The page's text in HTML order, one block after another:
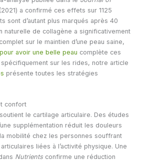
a confirmé ces effets sur 1125
sont d’autant plus marqués après 40
naturelle de collagène a significativement
sur le maintien d’une peau saine,
avoir une belle peau complète ces
sur les rides, notre article
présente toutes les stratégies
confort
le cartilage articulaire. Des études
supplémentation réduit les douleurs
mobilité chez les personnes souffrant
liées à l’activité physique. Une
Nutrients confirme une réduction